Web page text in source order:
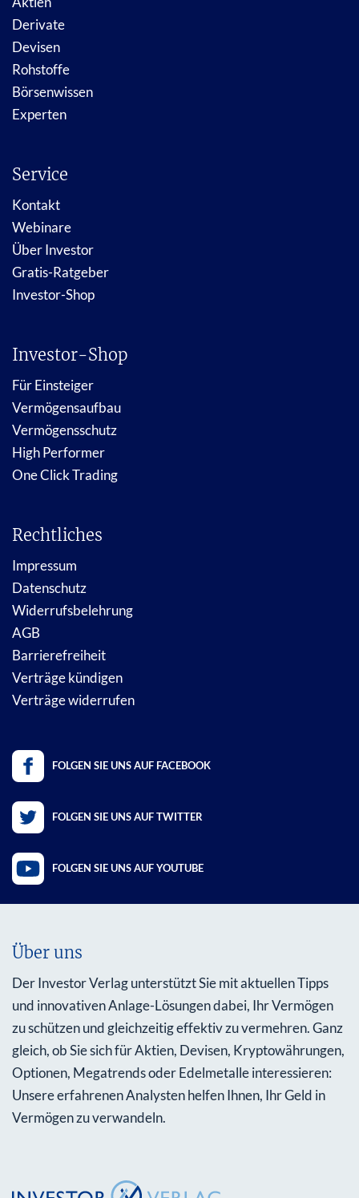
Derivate
Devisen
Rohstoffe
Börsenwissen
Experten
Service
Kontakt
Webinare
Über Investor
Gratis-Ratgeber
Investor-Shop
Investor-Shop
Für Einsteiger
Vermögensaufbau
Vermögensschutz
High Performer
One Click Trading
Rechtliches
Impressum
Datenschutz
Widerrufsbelehrung
AGB
Barrierefreiheit
Verträge kündigen
Verträge widerrufen
FOLGEN SIE UNS AUF FACEBOOK
FOLGEN SIE UNS AUF TWITTER
FOLGEN SIE UNS AUF YOUTUBE
Über uns
Der Investor Verlag unterstützt Sie mit aktuellen Tipps
und innovativen Anlage-Lösungen dabei, Ihr Vermögen
zu schützen und gleichzeitig effektiv zu vermehren. Ganz
gleich, ob Sie sich für Aktien, Devisen, Kryptowährungen,
Optionen, Megatrends oder Edelmetalle interessieren:
Unsere erfahrenen Analysten helfen Ihnen, Ihr Geld in
Vermögen zu verwandeln.